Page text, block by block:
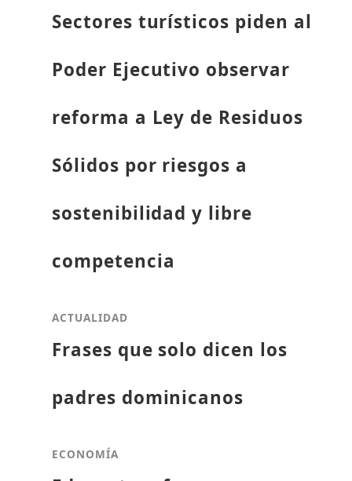
Sectores turísticos piden al
Poder Ejecutivo observar
reforma a Ley de Residuos
Sólidos por riesgos a
sostenibilidad y libre
competencia
ACTUALIDAD
Frases que solo dicen los
padres dominicanos
ECONOMÍA